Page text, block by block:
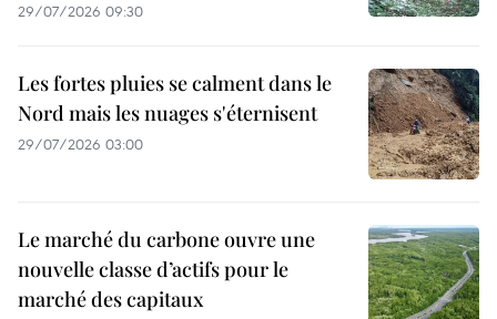
29/07/2026 09:30
Les fortes pluies se calment dans le
Nord mais les nuages s'éternisent
29/07/2026 03:00
Le marché du carbone ouvre une
nouvelle classe d’actifs pour le
marché des capitaux